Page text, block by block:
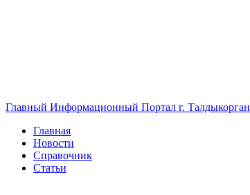
Главный Информационный Портал г. Талдыкорган
Главная
Новости
Справочник
Статьи